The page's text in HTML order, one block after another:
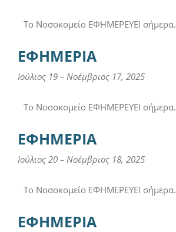
Το Νοσοκομείο ΕΦΗΜΕΡΕΥΕΙ σήμερα.
ΕΦΗΜΕΡΙΑ
Ιούλιος 19 – Νοέμβριος 17, 2025
Το Νοσοκομείο ΕΦΗΜΕΡΕΥΕΙ σήμερα.
ΕΦΗΜΕΡΙΑ
Ιούλιος 20 – Νοέμβριος 18, 2025
Το Νοσοκομείο ΕΦΗΜΕΡΕΥΕΙ σήμερα.
ΕΦΗΜΕΡΙΑ